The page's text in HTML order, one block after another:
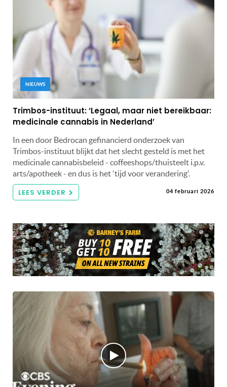
NIEUWS
Trimbos-instituut: ‘Legaal, maar niet bereikbaar:
medicinale cannabis in Nederland’
In een door Bedrocan gefinancierd onderzoek van
Trimbos-instituut blijkt dat het slecht gesteld is met het
medicinale cannabisbeleid - coffeeshops/thuisteelt i.p.v.
arts/apotheek - en dus is het 'tijd voor verandering'.
LEES VERDER 04 februari 2026